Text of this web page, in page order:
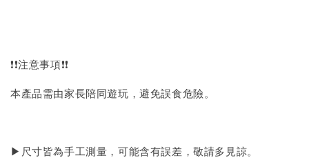
❗❗注意事項❗❗
本產品需由家長陪同遊玩，避免誤食危險。
▶尺寸皆為手工測量，可能含有誤差，敬請多見諒。